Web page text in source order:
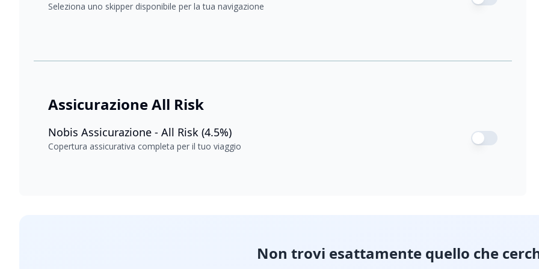
Seleziona uno skipper disponibile per la tua navigazione
Assicurazione All Risk
Nobis Assicurazione - All Risk (4.5%)
Copertura assicurativa completa per il tuo viaggio
Non trovi esattamente quello che